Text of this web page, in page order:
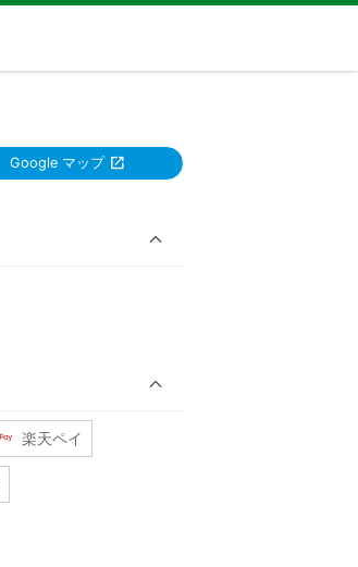
Google マップ
楽天ペイ